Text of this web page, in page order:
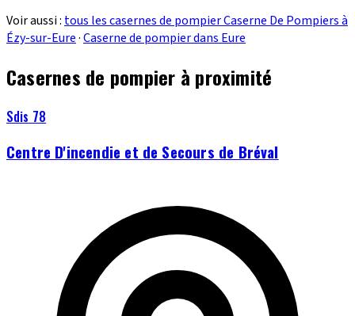
Voir aussi : tous les casernes de pompier Caserne De Pompiers à
Ézy-sur-Eure·Caserne de pompier dans Eure
Casernes de pompier à proximité
Sdis 78
Centre D'incendie et de Secours de Bréval